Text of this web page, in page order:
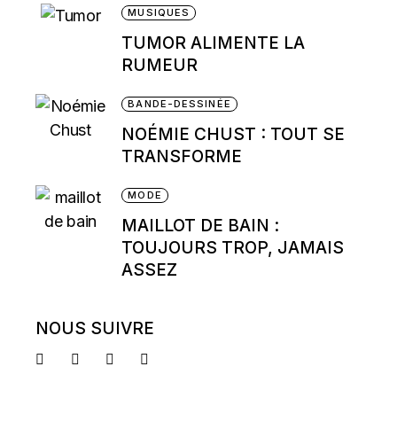
MUSIQUES
TUMOR ALIMENTE LA
RUMEUR
BANDE-DESSINÉE
NOÉMIE CHUST : TOUT SE
TRANSFORME
MODE
MAILLOT DE BAIN :
TOUJOURS TROP, JAMAIS
ASSEZ
NOUS SUIVRE